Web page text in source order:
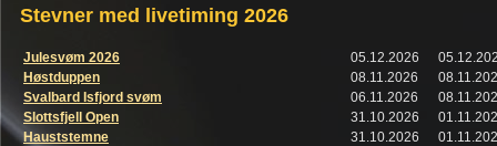
Stevner med livetiming 2026
Julesvøm 2026 05.12.2026
Høstduppen
08.11.2026
Svalbard Isfjord svøm
06.11.2026
Slottsfjell Open
31.10.2026
Hauststemne
31.10.2026